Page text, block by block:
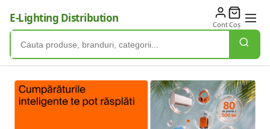
E-Lighting Distribution ContCoș
E-Lighting Distribution —